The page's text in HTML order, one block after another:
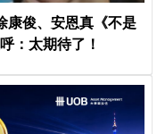
康俊、安恩真《不是
：太期待了！